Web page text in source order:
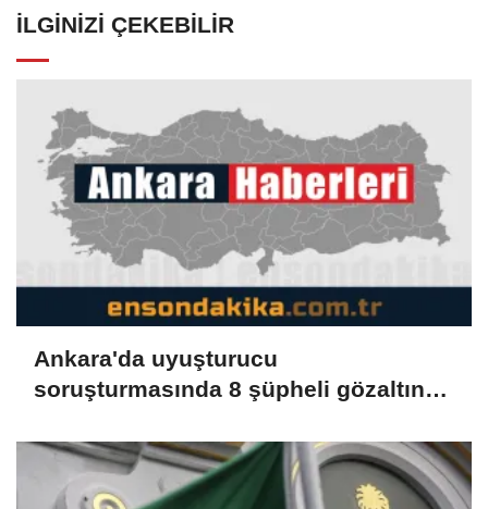
İLGINIZI ÇEKEBILIR
Ankara'da uyuşturucu
soruşturmasında 8 şüpheli gözaltına